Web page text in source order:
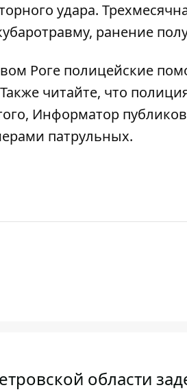
удара.
ранение
Роге полицейские
читайте, что
Информатор
патрульных.
области